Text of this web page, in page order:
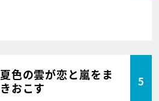
夏色の雲が恋と嵐をま
きおこす
5